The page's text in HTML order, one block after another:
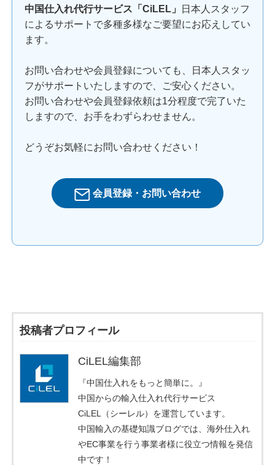
中国仕入れ代行サービス「CiLEL」
日本人スタッフ
によるサポートで多種多様なご要望にお応えしてい
ます。
お問い合わせや会員登録についても、日本人スタッ
フがサポートいたしますので、ご安心ください。
お問い合わせや会員登録依頼は1分程度で完了いた
しますので、お手をわずらわせません。
どうぞお気軽にお問い合わせください！
会員登録・お問い合わせ
投稿者プロフィール
CiLEL編集部
『中国仕入れをもっと簡単に。』
中国からの輸入仕入れ代行サービス
CiLEL（シーレル）を運営しています。
中国輸入の基礎知識ブログでは、海外仕入れ
やEC事業を行う事業者様に役立つ情報を発信
中です！